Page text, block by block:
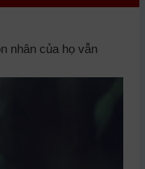
nhân của họ vẫn